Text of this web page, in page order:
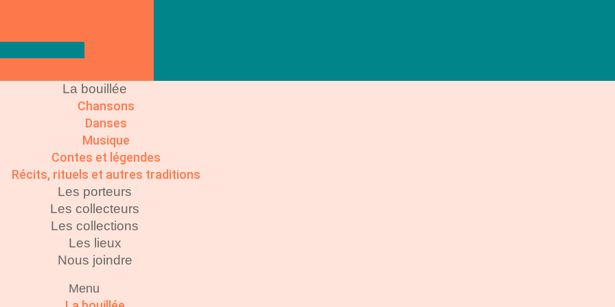
La bouillée
Chansons
Danses
Musique
Contes et légendes
Récits, rituels et autres traditions
Les porteurs
Les collecteurs
Les collections
Les lieux
Nous joindre
Menu